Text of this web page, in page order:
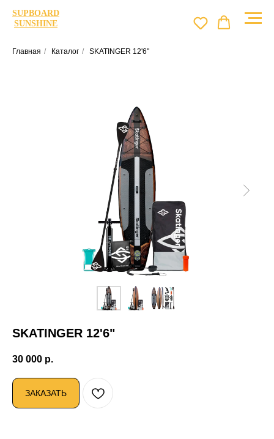
SUPBOARD
SUNSHINE
Главная / Каталог / SKATINGER 12'6"
SKATINGER 12'6"
30 000 р.
ЗАКАЗАТЬ